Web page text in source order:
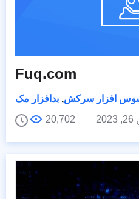
Fuq.com
افزار سرکش, بدافزار مک
20,702